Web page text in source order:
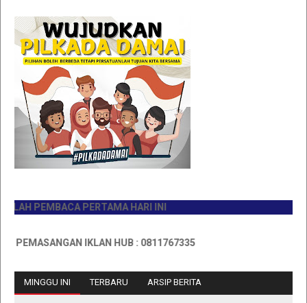
PEMBACA PERTAMA HARI INI
IKLAN HUB : 0811767335
MINGGU INI TERBARU ARSIP BERITA